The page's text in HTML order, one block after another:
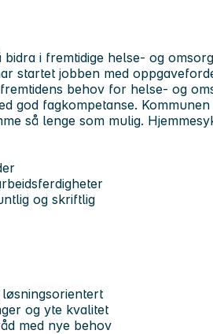
i fremtidige helse- og
startet jobben med
behov for helse- og
god fagkompetanse.
så lenge som mulig.
og skriftlig
og yte kvalitet
med nye behov